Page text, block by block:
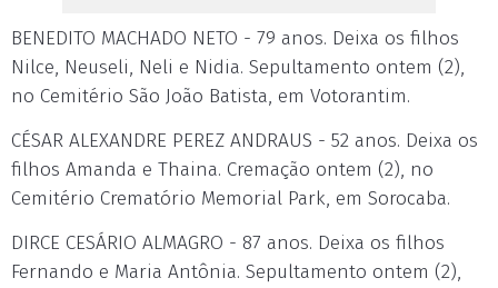
BENEDITO MACHADO NETO - 79 anos. Deixa os filhos
Nilce, Neuseli, Neli e Nidia. Sepultamento ontem (2),
no Cemitério São João Batista, em Votorantim.
CÉSAR ALEXANDRE PEREZ ANDRAUS - 52 anos. Deixa os
filhos Amanda e Thaina. Cremação ontem (2), no
Cemitério Crematório Memorial Park, em Sorocaba.
DIRCE CESÁRIO ALMAGRO - 87 anos. Deixa os filhos
Fernando e Maria Antônia. Sepultamento ontem (2),